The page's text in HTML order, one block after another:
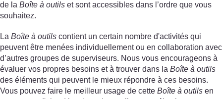
de la Boîte à outils et sont accessibles dans l’ordre que vous
souhaitez.
La Boîte à outils contient un certain nombre d'activités qui
peuvent être menées individuellement ou en collaboration avec
d’autres groupes de superviseurs. Nous vous encourageons à
évaluer vos propres besoins et à trouver dans la Boîte à outils
des éléments qui peuvent le mieux répondre à ces besoins.
Vous pouvez faire le meilleur usage de cette Boîte à outils en